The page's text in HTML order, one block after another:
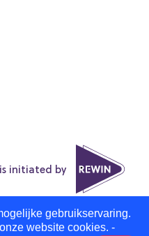
initiated by
Privacy statement
gebruikservaring.
website cookies. -